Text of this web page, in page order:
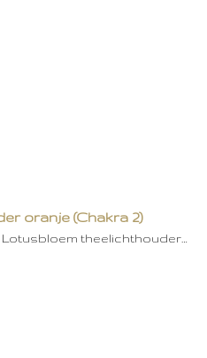
oranje (Chakra 2)
theelichthouder…